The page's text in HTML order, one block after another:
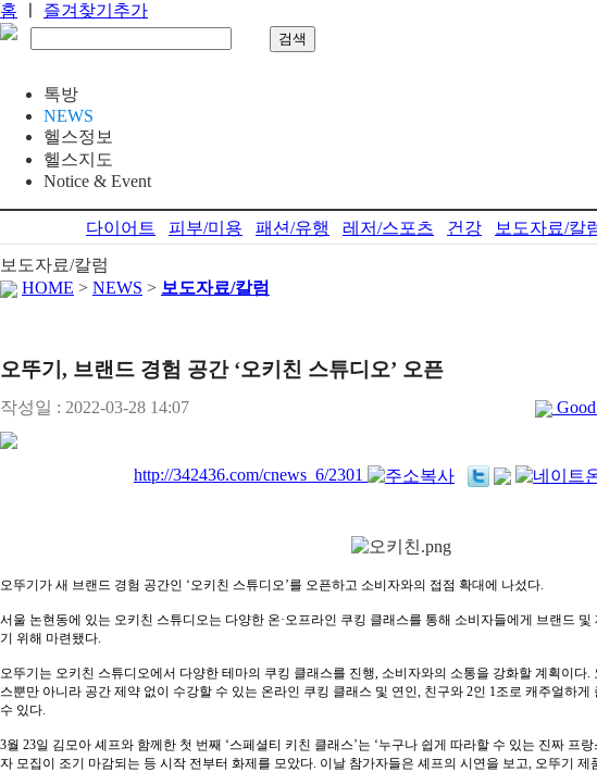
홈 즐겨찾기추가
톡방
NEWS
헬스정보
헬스지도
Notice & Event
다이어트 피부/미용 패션/유행 레저/스포츠 건강
보도자료/칼
보도자료/칼럼
HOME > NEWS > 보도자료/칼럼
오뚜기, 브랜드 경험 공간 ‘오키친 스튜디오’ 오픈
작성일 : 2022-03-28 14:07 Good
http://342436.com/cnews_6/2301
오뚜기가 새 브랜드 경험 공간인 ‘오키친 스튜디오’를 오픈하고 소비자와의 접점 확대에 나섰다.
서울 논현동에 있는 오키친 스튜디오는 다양한 온·오프라인 쿠킹 클래스를 통해 소비자들에게 브랜드
기 위해 마련됐다.
오뚜기는 오키친 스튜디오에서 다양한 테마의 쿠킹 클래스를 진행, 소비자와의 소통을 강화할 계획이다.
스뿐만 아니라 공간 제약 없이 수강할 수 있는 온라인 쿠킹 클래스 및 연인, 친구와 2인 1조로 캐주얼하
수 있다.
3월 23일 김모아 셰프와 함께한 첫 번째 ‘스페셜티 키친 클래스’는 ‘누구나 쉽게 따라할 수 있는 진짜 프
자 모집이 조기 마감되는 등 시작 전부터 화제를 모았다. 이날 참가자들은 셰프의 시연을 보고, 오뚜기